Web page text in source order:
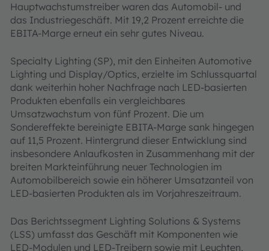
Hauptwachstumstreiber waren das Automobil- und
das Industriegeschäft. Mit 19,2 Prozent erreichte die
EBITA-Marge erneut ein sehr gutes Niveau.
Specialty Lighting (SP), mit den Einheiten Automotive
Lighting und Display/Optics, erzielte im Schlussquartal
dank weiterhin hoher Nachfrage nach LED-basierten
Produkten ebenfalls ein vergleichbares
Umsatzwachstum von fünf Prozent. Die um
Sondereffekte bereinigte EBITA-Marge sank hingegen
auf 11,5 Prozent. Hintergrund dieser Entwicklung sind
insbesondere Anlaufkosten in Zusammenhang mit der
breiten Markteinführung neuer Technologien im
Automobilbereich sowie ein höherer Umsatzanteil von
LED-basierten Produkten als im Vorjahreszeitraum.
Das Berichtssegment Lighting Solutions & Systems
(LSS) umfasst das Geschäft mit Komponenten wie
LED-Modulen und LED-Treibern sowie mit Leuchten,